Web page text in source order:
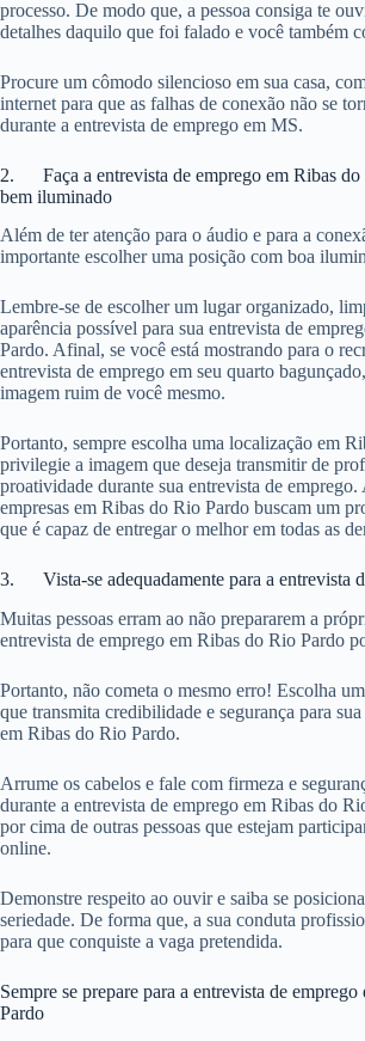
processo. De modo que, a pessoa consiga te
detalhes daquilo que foi falado e você também
Procure um cômodo silencioso em sua casa,
internet para que as falhas de conexão não se
durante a entrevista de emprego em MS.
2. Faça a entrevista de emprego em Ribas do
bem iluminado
Além de ter atenção para o áudio e para a
importante escolher uma posição com boa
Lembre-se de escolher um lugar organizado,
aparência possível para sua entrevista de
Pardo. Afinal, se você está mostrando para o
entrevista de emprego em seu quarto
imagem ruim de você mesmo.
Portanto, sempre escolha uma localização em
privilegie a imagem que deseja transmitir de
proatividade durante sua entrevista de
empresas em Ribas do Rio Pardo buscam um
que é capaz de entregar o melhor em todas as
3. Vista-se adequadamente para a entrevista
Muitas pessoas erram ao não prepararem a
entrevista de emprego em Ribas do Rio Pardo
Portanto, não cometa o mesmo erro! Escolha
que transmita credibilidade e segurança para
em Ribas do Rio Pardo.
Arrume os cabelos e fale com firmeza e
durante a entrevista de emprego em Ribas do
por cima de outras pessoas que estejam
online.
Demonstre respeito ao ouvir e saiba se
seriedade. De forma que, a sua conduta
para que conquiste a vaga pretendida.
Sempre se prepare para a entrevista de
Pardo